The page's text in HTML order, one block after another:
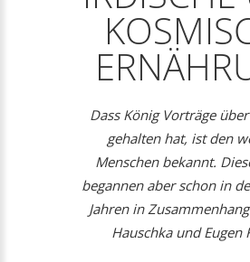
Dass König Vorträge
gehalten hat, ist den
Menschen bekannt.
begannen aber schon in
Jahren in
Hauschka und Eugen